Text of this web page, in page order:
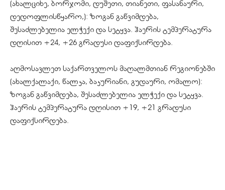
(ახალციხე, ბორჯომი, დუშეთი, თიანეთი, ფასანაური,
დედოფლისწყარო,): ზოგან გაწვიმდება,
შესაძლებელია ელჭექი და სეტყვა. ჰაერის ტემპერატურა
დღისით +24, +26 გრადუსი დაფიქსირდება.
აღმოსავლეთ საქართველოს მაღალმთიან რეგიონებში
(ახალქალაქი, წალკა, ბაკურიანი, გუდაური, ომალო):
ზოგან გაწვიმდება, შესაძლებელია ელჭექი და სეტყვა.
ჰაერის ტემპერატურა დღისით +19, +21 გრადუსი
დაფიქსირდება.